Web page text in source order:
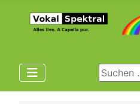
Suchen ...